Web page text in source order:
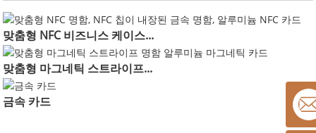
맞춤형 NFC 비즈니스 케이스...
맞춤형 마그네틱 스트라이프...
금속 카드